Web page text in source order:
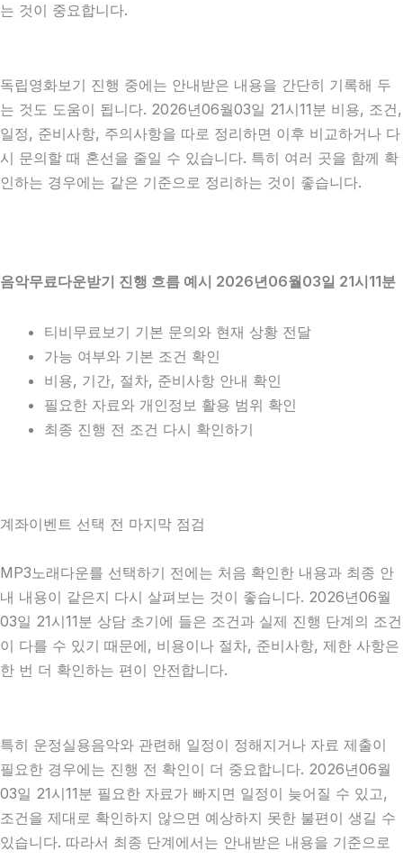
는 것이 중요합니다.
독립영화보기 진행 중에는 안내받은 내용을 간단히 기록해 두
는 것도 도움이 됩니다. 2026년06월03일 21시11분 비용, 조건,
일정, 준비사항, 주의사항을 따로 정리하면 이후 비교하거나 다
시 문의할 때 혼선을 줄일 수 있습니다. 특히 여러 곳을 함께 확
인하는 경우에는 같은 기준으로 정리하는 것이 좋습니다.
음악무료다운받기 진행 흐름 예시 2026년06월03일 21시11분
티비무료보기 기본 문의와 현재 상황 전달
가능 여부와 기본 조건 확인
비용, 기간, 절차, 준비사항 안내 확인
필요한 자료와 개인정보 활용 범위 확인
최종 진행 전 조건 다시 확인하기
계좌이벤트 선택 전 마지막 점검
MP3노래다운를 선택하기 전에는 처음 확인한 내용과 최종 안
내 내용이 같은지 다시 살펴보는 것이 좋습니다. 2026년06월
03일 21시11분 상담 초기에 들은 조건과 실제 진행 단계의 조건
이 다를 수 있기 때문에, 비용이나 절차, 준비사항, 제한 사항은
한 번 더 확인하는 편이 안전합니다.
특히 운정실용음악와 관련해 일정이 정해지거나 자료 제출이
필요한 경우에는 진행 전 확인이 더 중요합니다. 2026년06월
03일 21시11분 필요한 자료가 빠지면 일정이 늦어질 수 있고,
조건을 제대로 확인하지 않으면 예상하지 못한 불편이 생길 수
있습니다. 따라서 최종 단계에서는 안내받은 내용을 기준으로